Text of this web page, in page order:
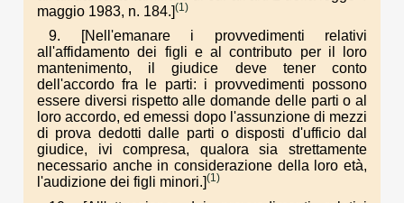
maggio 1983, n. 184.](1)
9. [Nell'emanare i provvedimenti relativi
all'affidamento dei figli e al contributo per il loro
mantenimento, il giudice deve tener conto
dell'accordo fra le parti: i provvedimenti possono
essere diversi rispetto alle domande delle parti o al
loro accordo, ed emessi dopo l'assunzione di mezzi
di prova dedotti dalle parti o disposti d'ufficio dal
giudice, ivi compresa, qualora sia strettamente
necessario anche in considerazione della loro età,
l'audizione dei figli minori.](1)